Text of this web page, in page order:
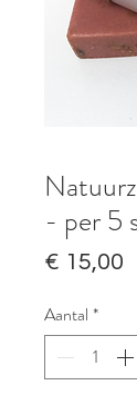
- per 5
€ 15,00
Aantal *